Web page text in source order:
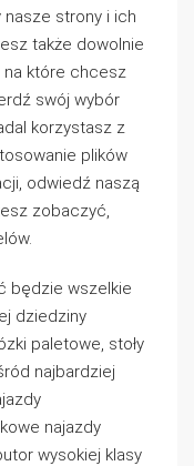
nasze strony i ich
także dowolnie
na które chcesz
swój wybór
korzystasz z
plików
odwiedź naszą
zobaczyć,
będzie wszelkie
dziedziny
paletowe, stoły
najbardziej
najazdy
wysokiej klasy